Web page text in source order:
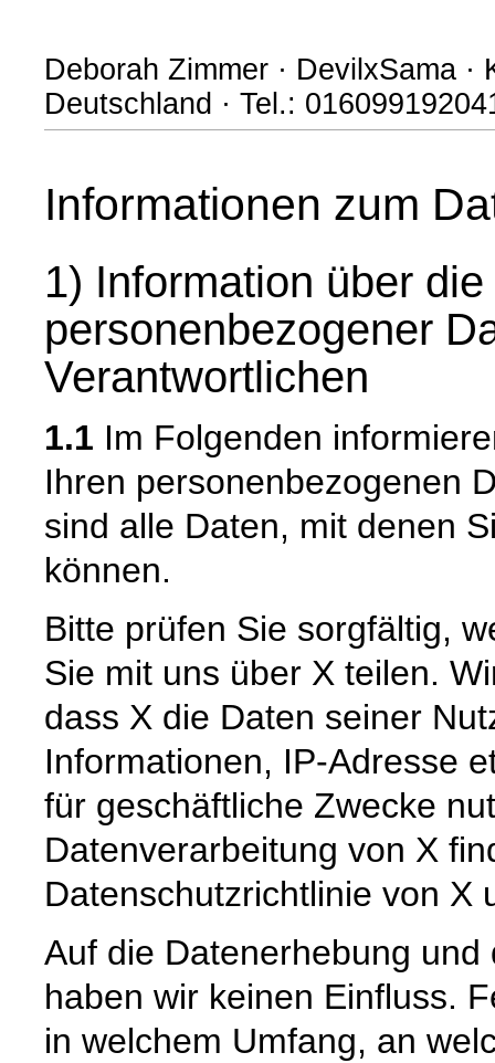
Deborah Zimmer · DevilxSama ·
Deutschland · Tel.:
Informationen zum
1) Information über
personenbezogener
Verantwortlichen
1.1 Im Folgenden
Ihren personenbezogenen
sind alle Daten, mit denen
können.
Bitte prüfen Sie sorgfältig,
Sie mit uns über X teilen.
dass X die Daten seiner
Informationen, IP-Adresse
für geschäftliche Zwecke
Datenverarbeitung von X
Datenschutzrichtlinie von X
Auf die Datenerhebung
haben wir keinen Einfluss.
in welchem Umfang, an